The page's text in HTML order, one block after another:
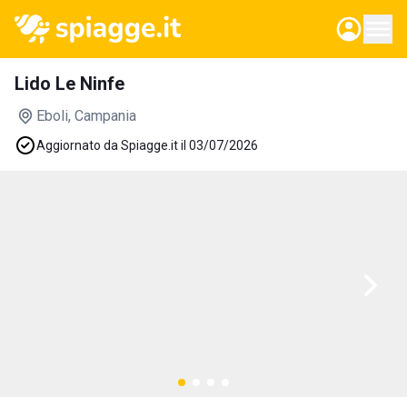
Lido Le Ninfe
Eboli, Campania
Aggiornato da Spiagge.it il 03/07/2026